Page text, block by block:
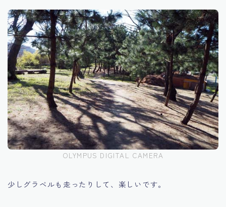
OLYMPUS DIGITAL CAMERA
少しグラベルも走ったりして、楽しいです。